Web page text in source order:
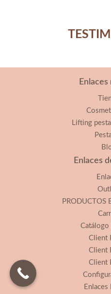
Lifting
Enlaces
PRODUCTOS
Catálogo
Client
Client
Client